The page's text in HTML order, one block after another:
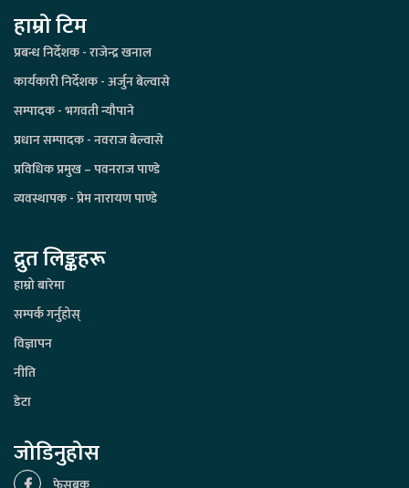
हाम्रो टिम
प्रबन्ध निर्देशक - राजेन्द्र खनाल
कार्यकारी निर्देशक - अर्जुन बेल्वासे
सम्पादक - भगवती न्यौपाने
प्रधान सम्पादक - नवराज बेल्वासे
प्रविधिक प्रमुख – पवनराज पाण्डे
व्यवस्थापक - प्रेम नारायण पाण्डे
द्रुत लिङ्कहरू
हाम्रो बारेमा
सम्पर्क गर्नुहोस्
विज्ञापन
नीति
डेटा
जोडिनुहोस